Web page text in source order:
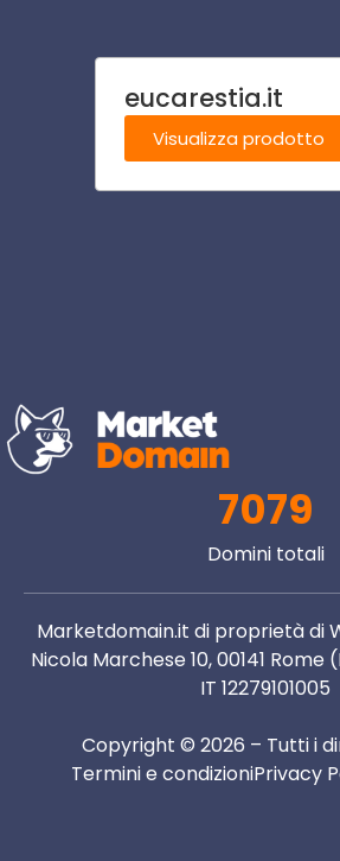
eucarestia.it
Visualizza prodotto
7079
Domini totali
Marketdomain.it di proprietà di
Nicola Marchese 10, 00141 Rome
IT 12279101005
Copyright © 2026 – Tutti i
Termini e condizioniPrivacy